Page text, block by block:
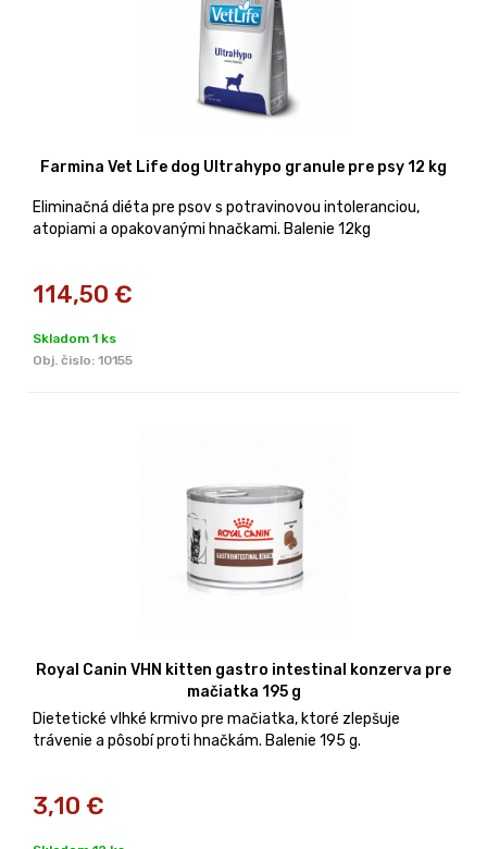
Farmina Vet Life dog Ultrahypo granule pre psy 12 kg
Eliminačná diéta pre psov s potravinovou intoleranciou,
atopiami a opakovanými hnačkami. Balenie 12kg
114,50 €
Skladom 1 ks
Obj. čislo: 10155
Royal Canin VHN kitten gastro intestinal konzerva pre
mačiatka 195 g
Dietetické vlhké krmivo pre mačiatka, ktoré zlepšuje
trávenie a pôsobí proti hnačkám. Balenie 195 g.
3,10 €